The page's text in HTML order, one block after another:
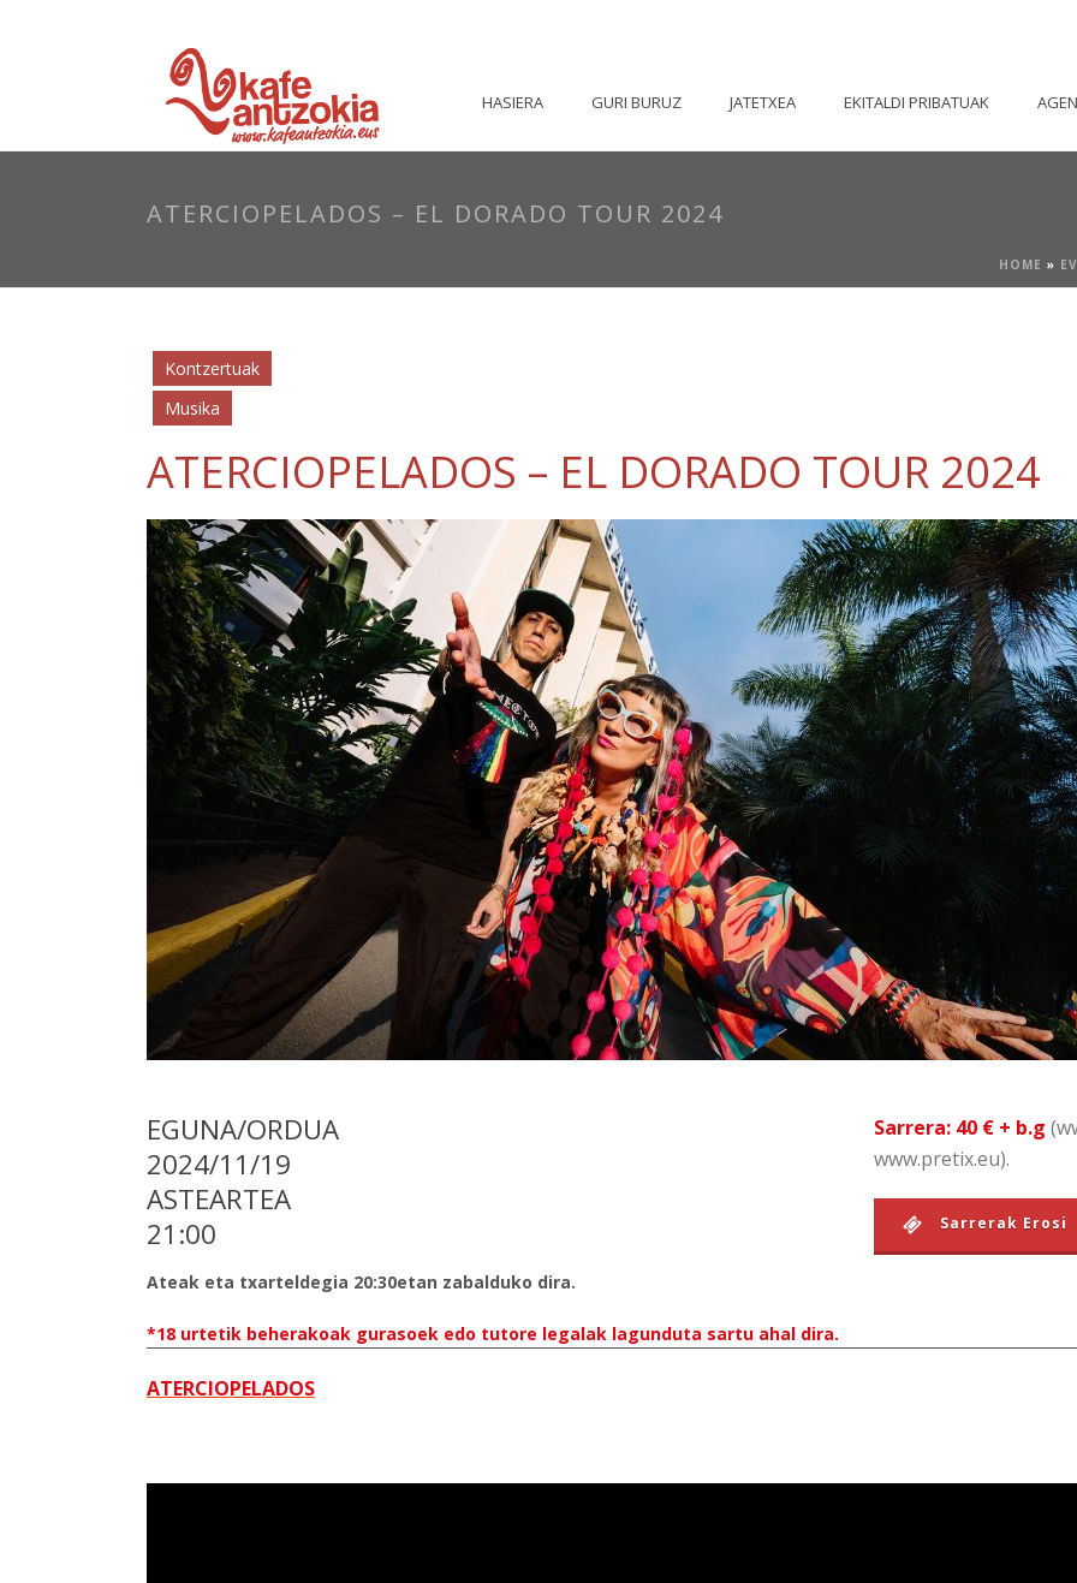
HASIERA GURI BURUZ JATETXEA EKITALDI PRIBATUAK
ATERCIOPELADOS – EL DORADO TOUR 2024
HOME »
Kontzertuak
Musika
ATERCIOPELADOS – EL DORADO TOUR 2024
EGUNA/ORDUA
2024/11/19
ASTEARTEA
21:00
Ateak eta txarteldegia 20:30etan zabalduko dira.
Sarrera: 40 € + b.g
www.pretix.eu).
Sarrerak Erosi
*18 urtetik beherakoak gurasoek edo tutore legalak lagunduta sartu ahal dira.
ATERCIOPELADOS